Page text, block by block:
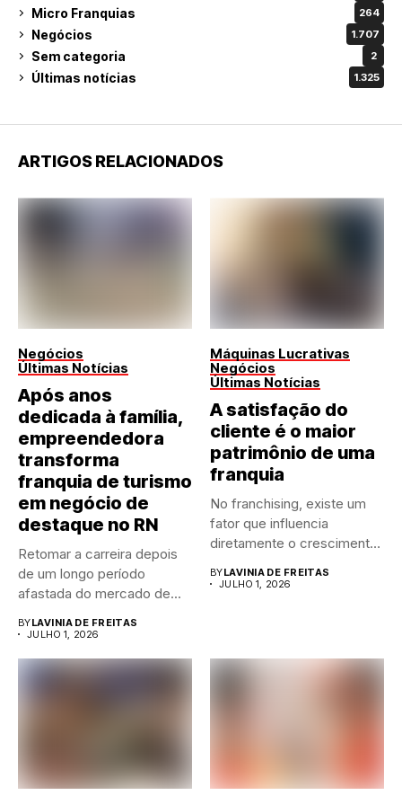
Micro Franquias 264
Negócios 1.707
Sem categoria 2
Últimas notícias 1.325
ARTIGOS RELACIONADOS
Negócios
Últimas Notícias
Após anos
dedicada à família,
empreendedora
transforma
franquia de turismo
em negócio de
destaque no RN
Retomar a carreira depois
de um longo período
afastada do mercado de...
BYLAVINIA DE FREITAS
JULHO 1, 2026
Máquinas Lucrativas
Negócios
Últimas Notícias
A satisfação do
cliente é o maior
patrimônio de uma
franquia
No franchising, existe um
fator que influencia
diretamente o crescimento
BYLAVINIA DE FREITAS
JULHO 1, 2026